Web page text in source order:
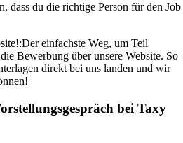
dass du die richtige Person für den Job
Der einfachste Weg, um Teil
Bewerbung über unsere Website. So
direkt bei uns landen und wir
bei Taxy